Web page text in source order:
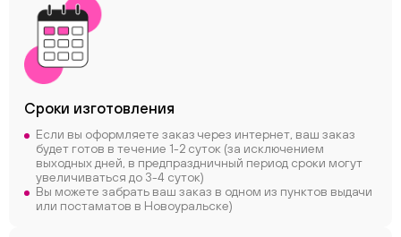
Сроки изготовления
Если вы оформляете заказ через интернет, ваш заказ
будет готов в течение 1-2 суток (за исключением
выходных дней, в предпраздничный период сроки могут
увеличиваться до 3-4 суток)
Вы можете забрать ваш заказ в одном из пунктов выдачи
или постаматов в Новоуральске)